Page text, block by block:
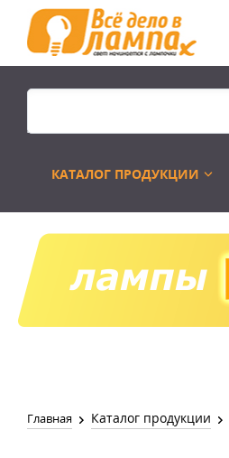
КАТАЛОГ ПРОДУКЦИИ
Распродажа
Главная Каталог продукции